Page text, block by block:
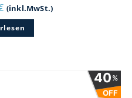
€
Aktueller
Preis
ist:
839 €.
(inkl.MwSt.)
40%
OFF